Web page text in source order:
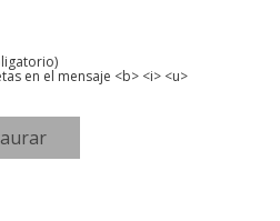
en el mensaje <b> <i> <u>